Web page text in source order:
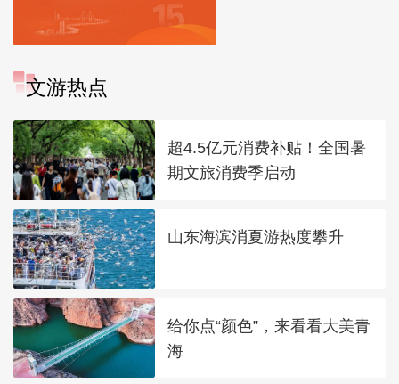
文游热点
超4.5亿元消费补贴！全国暑
期文旅消费季启动
山东海滨消夏游热度攀升
给你点“颜色”，来看看大美青
海